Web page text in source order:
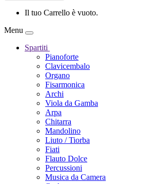
Il tuo Carrello è vuoto.
Menu
Spartiti
Pianoforte
Clavicembalo
Organo
Fisarmonica
Archi
Viola da Gamba
Arpa
Chitarra
Mandolino
Liuto / Tiorba
Fiati
Flauto Dolce
Percussioni
Musica da Camera